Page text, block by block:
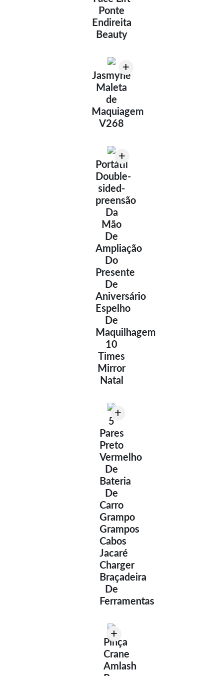
Ponte
Endireita
Beauty
+
Jasmyne
Maleta
de
Maquiagem
V268
+
Portátil
Double-
sided-
preensão
Da
Mão
De
Ampliação
Do
Presente
De
Aniversário
Espelho
De
Maquilhagem
10
Times
Mirror
Natal
+
5
Pares
Preto
Vermelho
De
Bateria
De
Carro
Grampo
Grampos
Cabos
Jacaré
Charger
Braçadeira
De
Ferramentas
+
Pinça
Crane
Amlash